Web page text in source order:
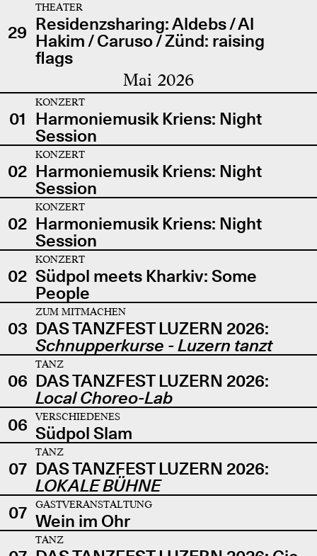
29
THEATER
Residenzsharing: Aldebs / Al
Hakim / Caruso / Zünd: raising
flags
Mai 2026
01
KONZERT
Harmoniemusik Kriens: Night
Session
02
KONZERT
Harmoniemusik Kriens: Night
Session
02
KONZERT
Harmoniemusik Kriens: Night
Session
02
KONZERT
Südpol meets Kharkiv: Some
People
03
ZUM MITMACHEN
DAS TANZFEST LUZERN 2026:
Schnupperkurse - Luzern tanzt
06
TANZ
DAS TANZFEST LUZERN 2026:
Local Choreo-Lab
06
VERSCHIEDENES
Südpol Slam
07
TANZ
DAS TANZFEST LUZERN 2026:
LOKALE BÜHNE
07
GASTVERANSTALTUNG
Wein im Ohr
TANZ